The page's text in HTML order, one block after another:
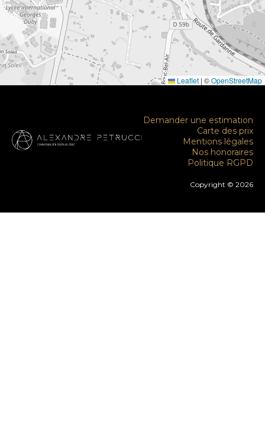
Leaflet | ©OpenStreetMap
Demander une estimation
Carte des prix
Mentions légales
Nos honoraires
Politique RGPD
Copyright © 2026